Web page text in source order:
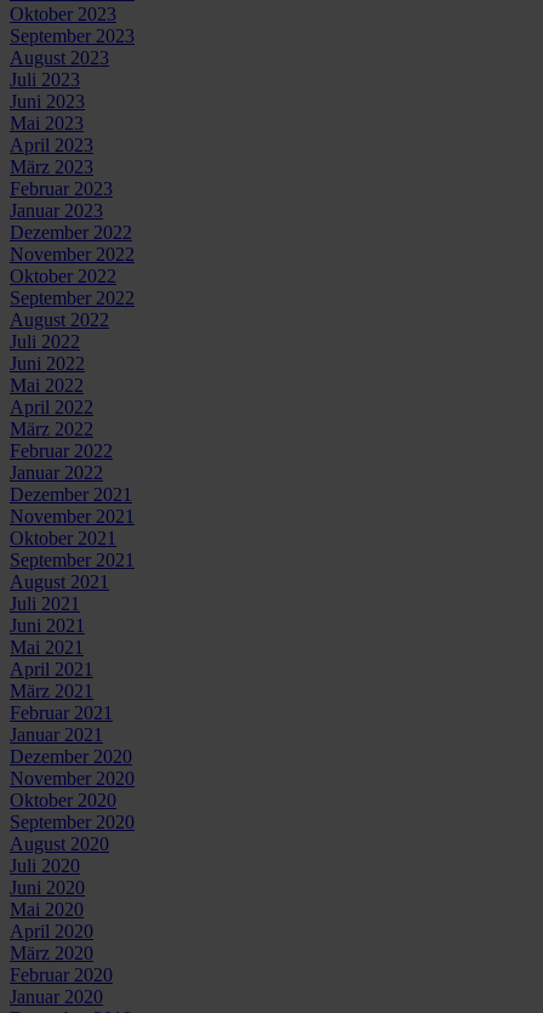
Oktober 2023
September 2023
August 2023
Juli 2023
Juni 2023
Mai 2023
April 2023
März 2023
Februar 2023
Januar 2023
Dezember 2022
November 2022
Oktober 2022
September 2022
August 2022
Juli 2022
Juni 2022
Mai 2022
April 2022
März 2022
Februar 2022
Januar 2022
Dezember 2021
November 2021
Oktober 2021
September 2021
August 2021
Juli 2021
Juni 2021
Mai 2021
April 2021
März 2021
Februar 2021
Januar 2021
Dezember 2020
November 2020
Oktober 2020
September 2020
August 2020
Juli 2020
Juni 2020
Mai 2020
April 2020
März 2020
Februar 2020
Januar 2020